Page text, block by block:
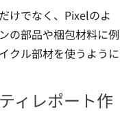
けでなく、Pixelのよ
の部品や梱包材料に例
クル部材を使うように
ィレポート作